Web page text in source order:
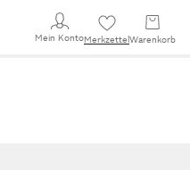
Mein KontoMerkzettel Warenkorb